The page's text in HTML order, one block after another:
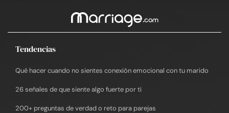
Tendencias
Qué hacer cuando no sientes conexión emocional con tu marido
26 señales de que siente algo fuerte por ti
200+ preguntas de verdad o reto para parejas